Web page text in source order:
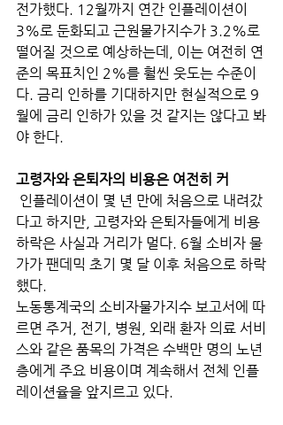
전가했다. 12월까지 연간 인플레이션이
3%로 둔화되고 근원물가지수가 3.2%로
떨어질 것으로 예상하는데, 이는 여전히 연
준의 목표치인 2%를 훨씬 웃도는 수준이
다. 금리 인하를 기대하지만 현실적으로 9
월에 금리 인하가 있을 것 같지는 않다고 봐
야 한다.
고령자와 은퇴자의 비용은 여전히 커
다고 하지만, 고령자와 은퇴자들에게 비용
하락은 사실과 거리가 멀다. 6월 소비자 물
가가 팬데믹 초기 몇 달 이후 처음으로 하락
했다.
노동통계국의 소비자물가지수 보고서에 따
르면 주거, 전기, 병원, 외래 환자 의료 서비
스와 같은 품목의 가격은 수백만 명의 노년
층에게 주요 비용이며 계속해서 전체 인플
레이션율을 앞지르고 있다.